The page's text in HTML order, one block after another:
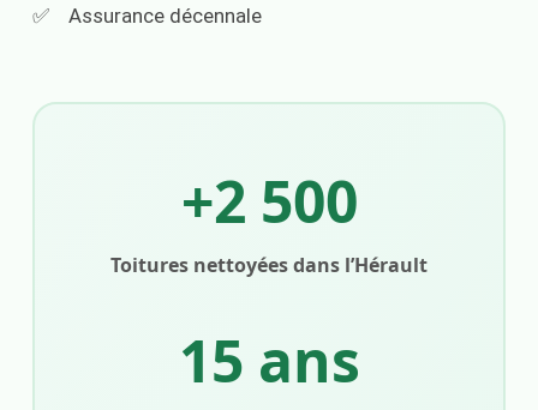
Assurance décennale
+2 500
Toitures nettoyées dans l’Hérault
15 ans